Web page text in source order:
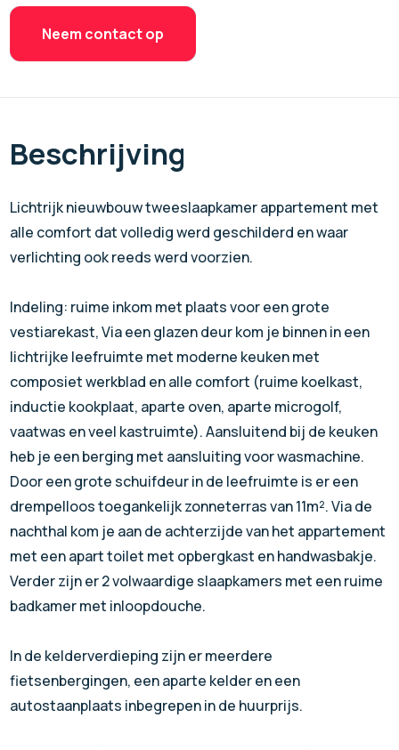
Neem contact op
Neem contact op
Beschrijving
Lichtrijk nieuwbouw tweeslaapkamer appartement met
alle comfort dat volledig werd geschilderd en waar
verlichting ook reeds werd voorzien.
Indeling: ruime inkom met plaats voor een grote
vestiarekast, Via een glazen deur kom je binnen in een
lichtrijke leefruimte met moderne keuken met
composiet werkblad en alle comfort (ruime koelkast,
inductie kookplaat, aparte oven, aparte microgolf,
vaatwas en veel kastruimte). Aansluitend bij de keuken
heb je een berging met aansluiting voor wasmachine.
Door een grote schuifdeur in de leefruimte is er een
drempelloos toegankelijk zonneterras van 11m². Via de
nachthal kom je aan de achterzijde van het appartement
met een apart toilet met opbergkast en handwasbakje.
Verder zijn er 2 volwaardige slaapkamers met een ruime
badkamer met inloopdouche.
In de kelderverdieping zijn er meerdere
fietsenbergingen, een aparte kelder en een
autostaanplaats inbegrepen in de huurprijs.